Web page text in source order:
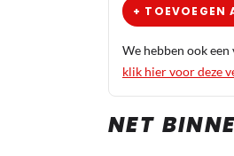
+ TOEVOEGEN
We hebben ook
klik hier voor deze
NET